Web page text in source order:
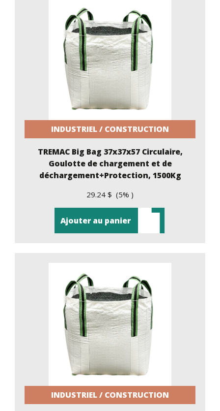
INDUSTRIEL / CONSTRUCTION
TREMAC Big Bag 37x37x57 Circulaire,
Goulotte de chargement et de
déchargement+Protection, 1500Kg
29.24 $ (5% )
Ajouter au panier
INDUSTRIEL / CONSTRUCTION